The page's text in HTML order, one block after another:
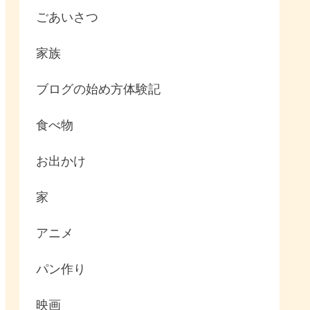
ごあいさつ
家族
ブログの始め方体験記
食べ物
お出かけ
家
アニメ
パン作り
映画